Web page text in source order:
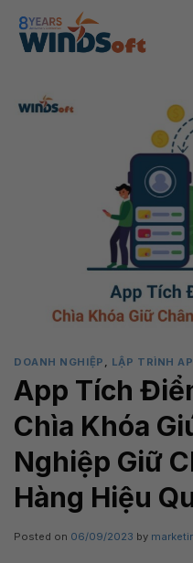
content
DOANH NGHIỆP , LẬP TRÌNH
App Tích
Chìa Khóa
Nghiệp Giữ
Hàng Hiệu
Posted on 06/09/2023 by